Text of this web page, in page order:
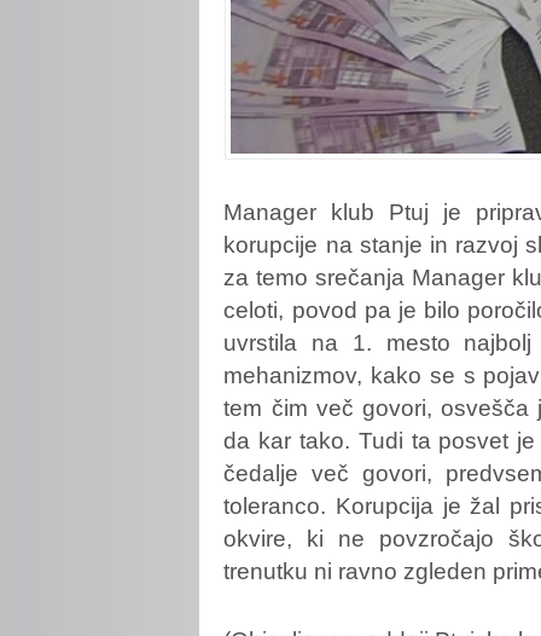
Manager klub Ptuj je
korupcije na stanje in razvoj
za temo srečanja Manager
celoti, povod pa je bilo
uvrstila na 1. mesto
mehanizmov, kako se s
tem čim več govori, osvešča
da kar tako. Tudi ta posvet
čedalje več govori,
toleranco. Korupcija je žal
okvire, ki ne povzročajo
trenutku ni ravno zgleden